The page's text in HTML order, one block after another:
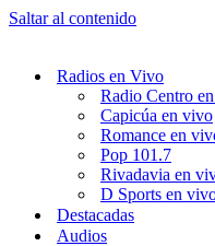
Saltar al contenido
Radios en Vivo
Radio Centro
Capicúa en vivo
Romance en
Pop 101.7
Rivadavia en
D Sports en
Destacadas
Audios